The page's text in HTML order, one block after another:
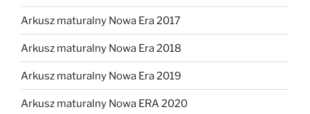
Arkusz maturalny Nowa Era 2017
Arkusz maturalny Nowa Era 2018
Arkusz maturalny Nowa Era 2019
Arkusz maturalny Nowa ERA 2020